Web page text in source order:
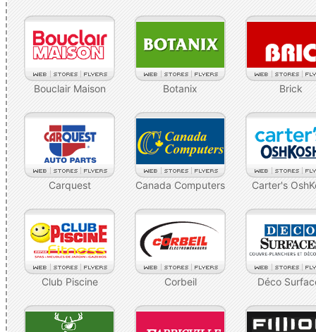
Bouclair Maison Botanix Brick
Carquest Canada Computers Carter's
Club Piscine Corbeil Déco